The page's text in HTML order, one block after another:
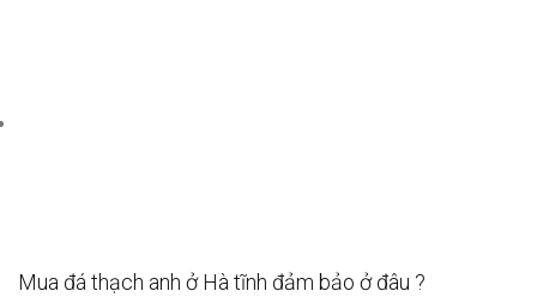
Mua đá thạch anh ở Hà tĩnh đảm bảo ở đâu ?